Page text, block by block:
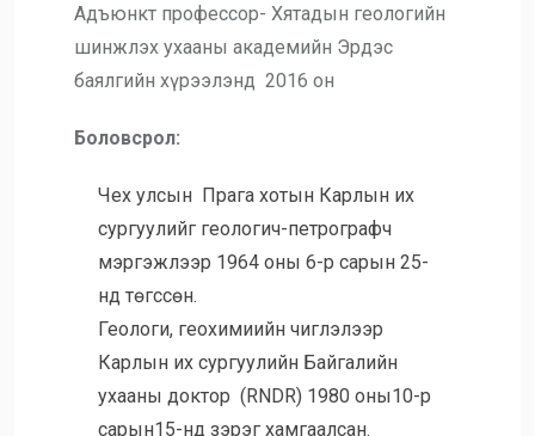
Адъюнкт профессор- Хятадын геологийн
шинжлэх ухааны академийн Эрдэс
баялгийн хүрээлэнд 2016 он
Боловсрол:
Чех улсын Прага хотын Карлын их
сургуулийг геологич-петрографч
мэргэжлээр 1964 оны 6-р сарын 25-
нд төгссөн.
Геологи, геохимиийн чиглэлээр
Карлын их сургуулийн Байгалийн
ухааны доктор (RNDR) 1980 оны10-р
сарын15-нд зэрэг хамгаалсан.